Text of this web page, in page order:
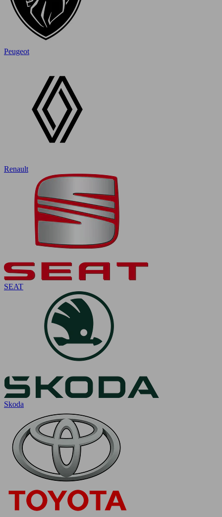
Peugeot
Renault
SEAT
Skoda